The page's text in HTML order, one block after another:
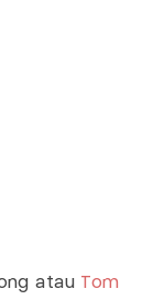
atau Tom